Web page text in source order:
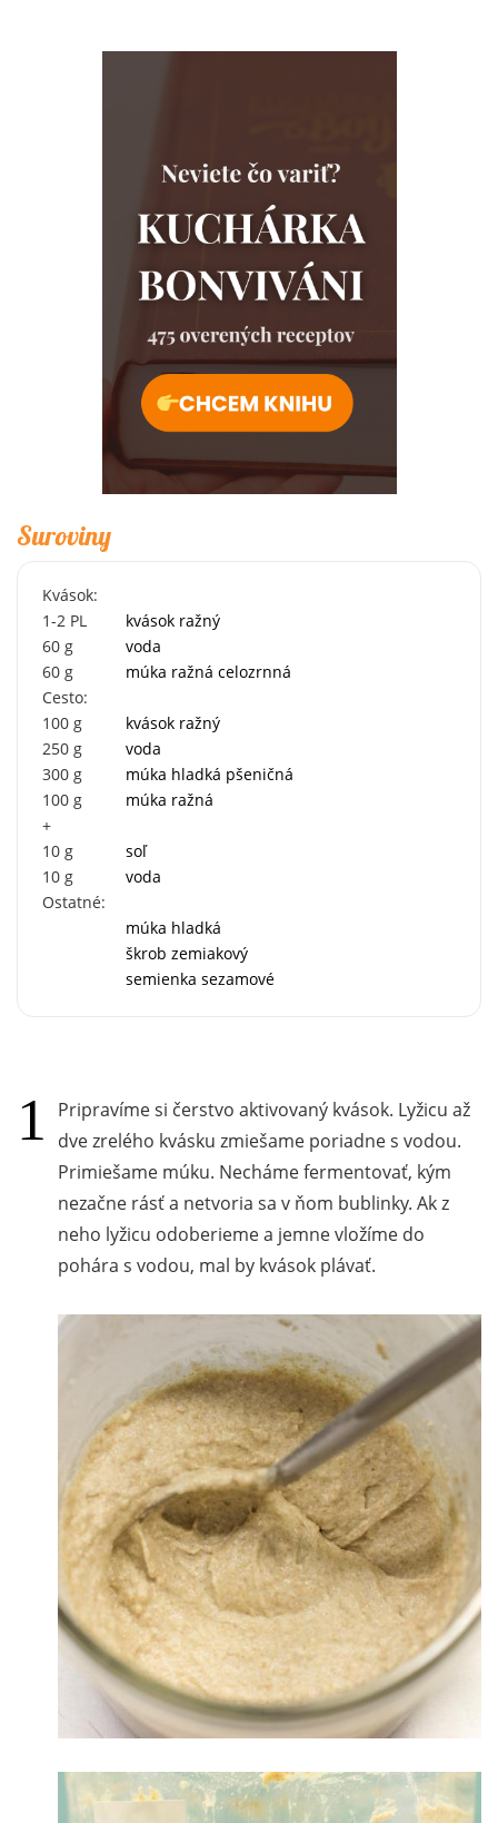
Suroviny
Kvások:
1-2 PL
kvások ražný
60 g
voda
60 g
múka ražná celozrnná
Cesto:
100 g
kvások ražný
250 g
voda
300 g
múka hladká pšeničná
100 g
múka ražná
+
10 g
soľ
10 g
voda
Ostatné:
múka hladká
škrob zemiakový
semienka sezamové
Pripravíme si čerstvo aktivovaný kvások. Lyžicu až
dve zrelého kvásku zmiešame poriadne s vodou.
Primiešame múku. Necháme fermentovať, kým
nezačne rásť a netvoria sa v ňom bublinky. Ak z
neho lyžicu odoberieme a jemne vložíme do
pohára s vodou, mal by kvások plávať.